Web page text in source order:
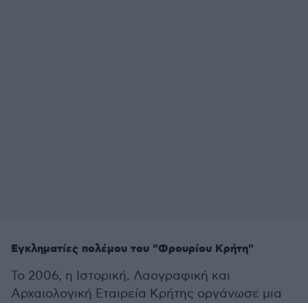
Εγκληματίες πολέμου του "Φρουρίου Κρήτη"
Το 2006, η Ιστορική, Λαογραφική και
Αρχαιολογική Εταιρεία Κρήτης οργάνωσε μια